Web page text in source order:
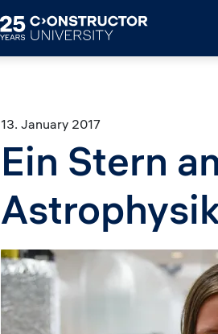
13. January 2017
Ein Stern
Image